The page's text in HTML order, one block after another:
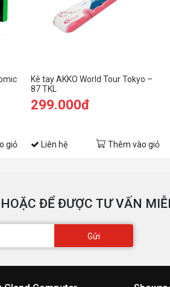
giỏ
Kê tay AKKO World Tour Tokyo –
87 TKL
299.000đ
Liên hệ Thêm vào giỏ
ĐỂ ĐƯỢC TƯ VẤN
Gửi